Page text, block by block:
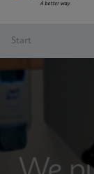
Start